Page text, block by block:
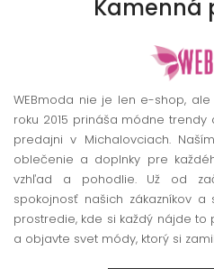
Kamenná
WEBmoda nie je len e-shop,
roku 2015 prináša módne
predajni v Michalovciach.
oblečenie a doplnky pre
vzhľad a pohodlie. Už od
spokojnosť našich zákazníkov
prostredie, kde si každý nájde
a objavte svet módy, ktorý si